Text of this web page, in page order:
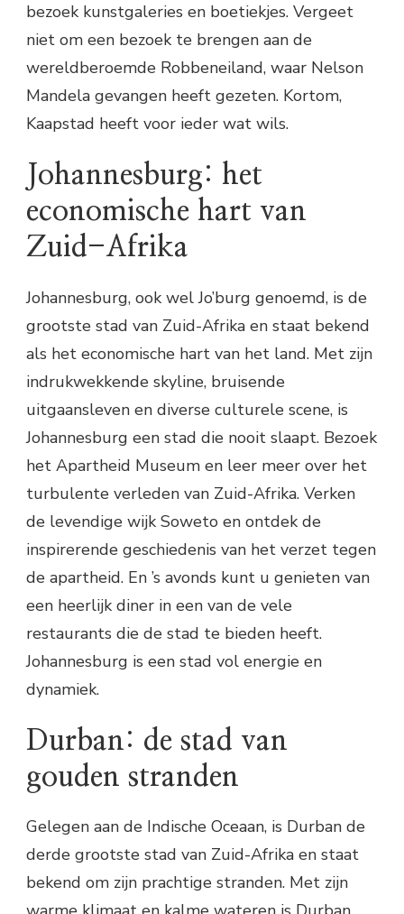
bezoek kunstgaleries en boetiekjes. Vergeet
niet om een bezoek te brengen aan de
wereldberoemde Robbeneiland, waar Nelson
Mandela gevangen heeft gezeten. Kortom,
Kaapstad heeft voor ieder wat wils.
Johannesburg: het
economische hart van
Zuid-Afrika
Johannesburg, ook wel Jo’burg genoemd, is de
grootste stad van Zuid-Afrika en staat bekend
als het economische hart van het land. Met zijn
indrukwekkende skyline, bruisende
uitgaansleven en diverse culturele scene, is
Johannesburg een stad die nooit slaapt. Bezoek
het Apartheid Museum en leer meer over het
turbulente verleden van Zuid-Afrika. Verken
de levendige wijk Soweto en ontdek de
inspirerende geschiedenis van het verzet tegen
de apartheid. En ’s avonds kunt u genieten van
een heerlijk diner in een van de vele
restaurants die de stad te bieden heeft.
Johannesburg is een stad vol energie en
dynamiek.
Durban: de stad van
gouden stranden
Gelegen aan de Indische Oceaan, is Durban de
derde grootste stad van Zuid-Afrika en staat
bekend om zijn prachtige stranden. Met zijn